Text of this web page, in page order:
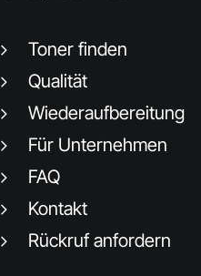
Toner finden
Qualität
Wiederaufbereitung
Für Unternehmen
FAQ
Kontakt
Rückruf anfordern